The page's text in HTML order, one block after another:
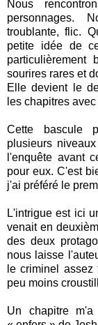
Nous
personnages.
troublante, flic.
petite idée de
particulièrement
sourires rares et
Elle devient le
les chapitres
Cette bascule
plusieurs
l'enquête avant
pour eux. C'est
j'ai préféré le
L'intrigue est ici
venait en
des deux
nous laisse
le criminel
peu moins
Un chapitre